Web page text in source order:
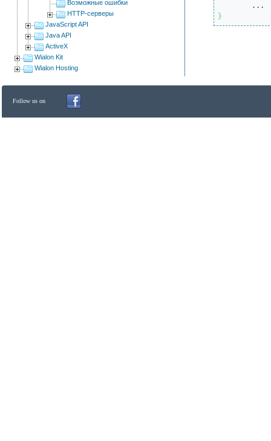
Возможные ошибки
HTTP-серверы
JavaScript API
Java API
ActiveX
Wialon Kit
Wialon Hosting
}
Follow us on